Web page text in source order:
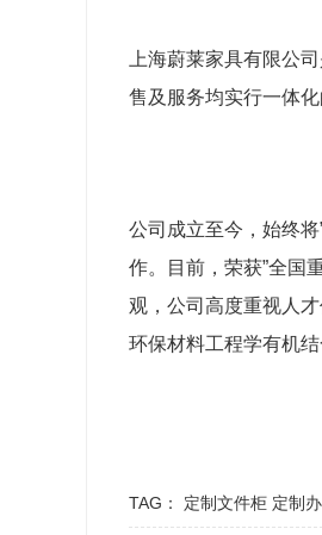
上海蔚莱家具有限公
售及服务均实行一体化
公司成立至今，始终
作。目前，荣获”全国
观，公司高度重视人
环保材料工程学有机
TAG： 定制文件柜 定制